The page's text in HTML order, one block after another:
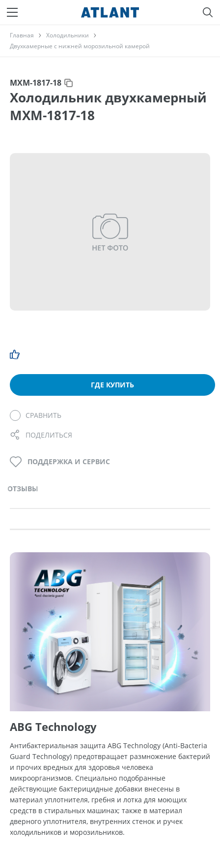
Главная
Холодильники
Двухкамерные с нижней морозильной камерой
МХМ-1817-18
Холодильник двухкамерный
МХМ-1817-18
ГДЕ КУПИТЬ
СРАВНИТЬ
ПОДЕЛИТЬСЯ
ОТЗЫВЫ
ПОДДЕРЖКА И СЕРВИС
ABG Technology
Антибактериальная защита ABG Technology (Anti-Bacteria
Guard Technology) предотвращает размножение бактерий
и прочих вредных для здоровья человека
микроорганизмов. Специально подобранные
действующие бактерицидные добавки внесены в
материал уплотнителя, гребня и лотка для моющих
средств в стиральных машинах; также в материал
дверного уплотнителя, внутренних стенок и ручек
холодильников и морозильников.